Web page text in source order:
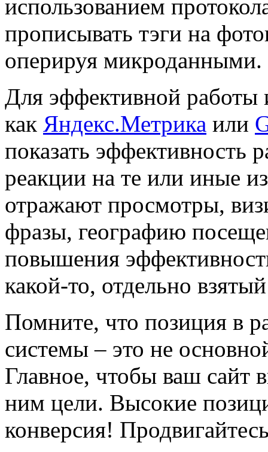
использованием
прописывать тэги на
оперируя микроданными.
Для эффективной работы
как Яндекс.Метрика или
показать эффективность
реакции на те или иные
отражают просмотры,
фразы, географию
повышения
какой-то, отдельно
Помните, что позиция в
системы – это не
Главное, чтобы ваш сайт
ним цели. Высокие
конверсия!